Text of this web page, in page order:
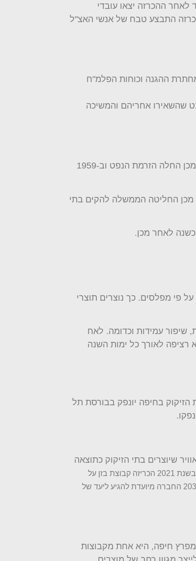
ההכרזה יצאו עובדי
התבצע טבח של אנשי האצ"ל
ההגנה וכוחות הפלמ"ח
שהשאירו אחריהם והמשיכה
בשנת 1956 הוקמה חברת 'אפיקי נפט' הממשלתית לצורך הזרמת נפט גולמי בצינור מאילת לבתי הזיקוק. כשנה לאחר מכן החלה הזרמת הנפט וב-1959
מכן החליטה הממשלה להקים בתי
פי מפלסים. כך נוצרים תוצרי
שיפור עמידות וכדומה. לאח
רציפה לאורך כל ימות השנה
כעסק ואילו בית הזיקוק בחיפה יונפק בבורסת תל
פעלו נגד זיהום האוויר שיוצרים בתי הזיקוק כתוצאה
בשנת 2021 הכריזה קבוצת בזן על
נכונותה להשקיע מיליארד וחצי דולר כדי ליישם אסטרטגיה שתהפוך אותה לספק אנרגיה מתחדשת ודלקים חלופיים לישראל. עד שנת 2030 החברה מיועדת להגיע ליעד של
חיפה, היא אחת מקבוצות